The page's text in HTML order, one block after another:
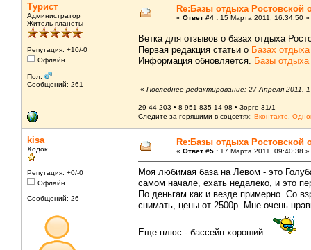
Турист
Администратор
Житель планеты
Репутация: +10/-0
Офлайн
Пол:
Сообщений: 261
Re:Базы отдыха Ростовской
« Ответ #4 : 15 Марта 2011, 16:34:50 »
Ветка для отзывов о базах отдыха
Первая редакция статьи о Базах
Информация обновляется. Базы
« Последнее редактирование: 27 Апреля 2011,
29-44-203 • 8-951-835-14-98 • Зорге 31/1
Следите за горящими в соцсетях: Вконтакте
kisa
Ходок
Репутация: +0/-0
Офлайн
Сообщений: 26
Re:Базы отдыха Ростовской
« Ответ #5 : 17 Марта 2011, 09:40:38 »
Моя любимая база на Левом - это
самом начале, ехать недалеко, и это
По деньгам как и везде примерно. Со
снимать, цены от 2500р. Мне очень
Еще плюс - бассейн хороший.